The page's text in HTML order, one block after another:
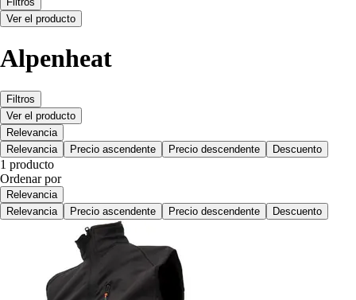
Ver el producto
Alpenheat
Filtros
Ver el producto
Relevancia
Relevancia
Precio ascendente Precio descendente Descuento
1 producto
Ordenar por
Relevancia
Relevancia
Precio ascendente Precio descendente Descuento